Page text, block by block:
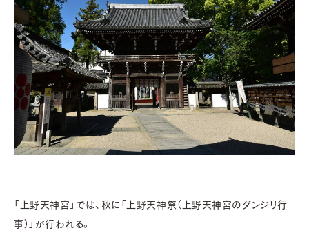
「上野天神宮」では、秋に「上野天神祭（上野天神宮のダンジリ行
事）」が行われる。